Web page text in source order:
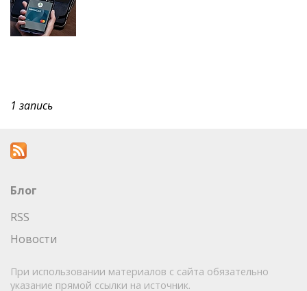
1 запись
Блог
RSS
Новости
При использовании материалов с сайта обязательно
указание прямой ссылки на источник.